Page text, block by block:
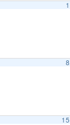
1
8
15